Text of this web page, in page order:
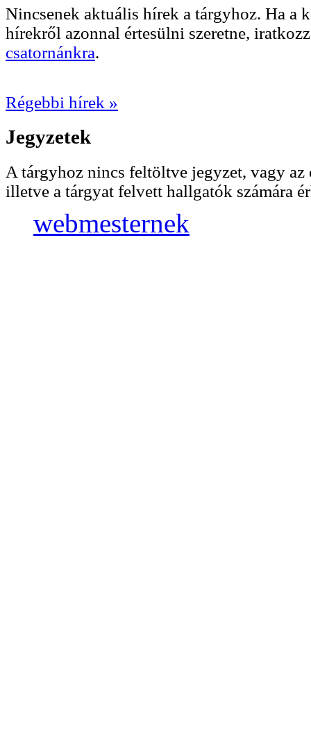
Nincsenek aktuális hírek a tárgyhoz. Ha a
hírekről azonnal értesülni szeretne,
csatornánkra.
Régebbi hírek »
Jegyzetek
A tárgyhoz nincs feltöltve jegyzet, vagy az
illetve a tárgyat felvett hallgatók számára
webmesternek